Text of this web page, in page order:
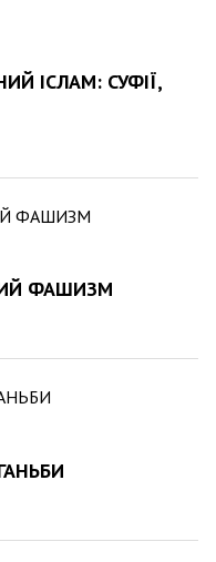
ІСЛАМ: СУФІЇ,
ФАШИЗМ